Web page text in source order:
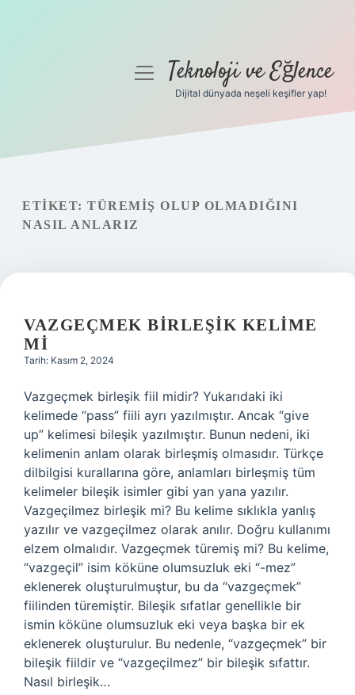
Gizlilik Politikası
Hakkımızda
menüyüTeknoloji ve Eğlence
Dijital dünyada neşeli keşifler yap!
ETIKET: TÜREMIŞ OLUP OLMADIĞINI
NASIL ANLARIZ
VAZGEÇMEK BIRLEŞIK KELIME
MI
Tarih: Kasım 2, 2024
Vazgeçmek birleşik fiil midir? Yukarıdaki iki
kelimede “pass” fiili ayrı yazılmıştır. Ancak “give
up” kelimesi bileşik yazılmıştır. Bunun nedeni, iki
kelimenin anlam olarak birleşmiş olmasıdır. Türkçe
dilbilgisi kurallarına göre, anlamları birleşmiş tüm
kelimeler bileşik isimler gibi yan yana yazılır.
Vazgeçilmez birleşik mi? Bu kelime sıklıkla yanlış
yazılır ve vazgeçilmez olarak anılır. Doğru kullanımı
elzem olmalıdır. Vazgeçmek türemiş mi? Bu kelime,
“vazgeçil” isim köküne olumsuzluk eki “-mez”
eklenerek oluşturulmuştur, bu da “vazgeçmek”
fiilinden türemiştir. Bileşik sıfatlar genellikle bir
ismin köküne olumsuzluk eki veya başka bir ek
eklenerek oluşturulur. Bu nedenle, “vazgeçmek” bir
bileşik fiildir ve “vazgeçilmez” bir bileşik sıfattır.
Nasıl birleşik…